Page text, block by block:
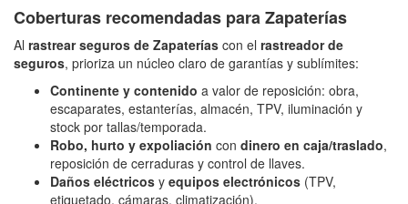
Coberturas recomendadas para Zapaterías
Al rastrear seguros de Zapaterías con el rastreador de
seguros, prioriza un núcleo claro de garantías y sublímites:
Continente y contenido a valor de reposición: obra,
escaparates, estanterías, almacén, TPV, iluminación y
stock por tallas/temporada.
Robo, hurto y expoliación con dinero en caja/traslado,
reposición de cerraduras y control de llaves.
Daños eléctricos y equipos electrónicos (TPV,
etiquetado, cámaras, climatización).